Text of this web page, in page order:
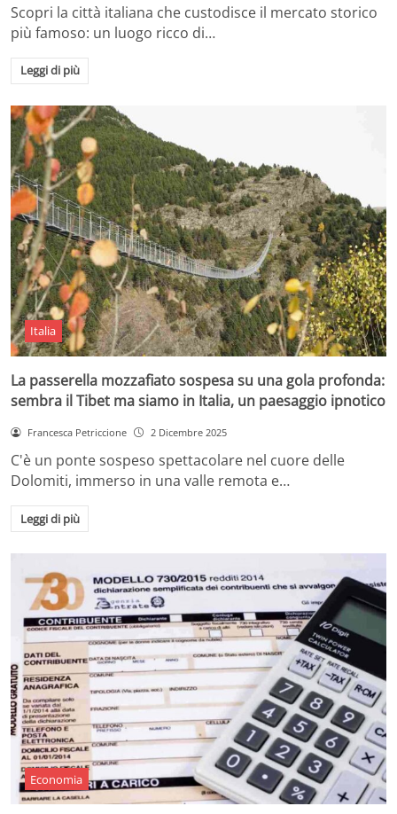
Scopri la città italiana che custodisce il mercato storico
più famoso: un luogo ricco di…
Leggi di più
Italia
La passerella mozzafiato sospesa su una gola profonda:
sembra il Tibet ma siamo in Italia, un paesaggio ipnotico
Francesca Petriccione 2 Dicembre 2025
C'è un ponte sospeso spettacolare nel cuore delle
Dolomiti, immerso in una valle remota e…
Leggi di più
Economia